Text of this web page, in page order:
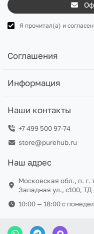
Я прочитал(а) и
Соглашения
Информация
Наши контакты
+7 499 500 97-74
store@purehub.ru
Наш адрес
Московская обл., п. г.
Западная ул., с100,
10:00 — 18:00 c